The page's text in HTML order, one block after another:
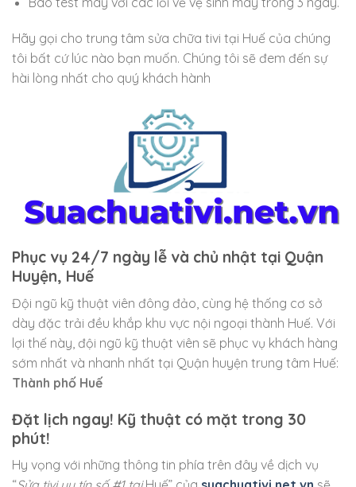
Hãy gọi cho trung tâm sửa chữa tivi tại Huế của chúng
tôi bất cứ lúc nào bạn muốn. Chúng tôi sẽ đem đến sự
hài lòng nhất cho quý khách hành
Phục vụ 24/7 ngày lễ và chủ nhật tại Quận
Huyện, Huế
Đội ngũ kỹ thuật viên đông đảo, cùng hệ thống cơ sở
dày đặc trải đều khắp khu vực nội ngoại thành Huế. Với
lợi thế này, đội ngũ kỹ thuật viên sẽ phục vụ khách hàng
sớm nhất và nhanh nhất tại Quận huyện trung tâm Huế:
Thành phố Huế
Đặt lịch ngay! Kỹ thuật có mặt trong 30
phút!
Hy vọng với những thông tin phía trên đây về dịch vụ